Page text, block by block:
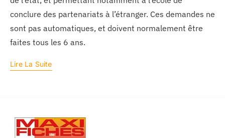
conclure des partenariats à l’étranger. Ces demandes ne
sont pas automatiques, et doivent normalement être
faites tous les 6 ans.
Lire La Suite